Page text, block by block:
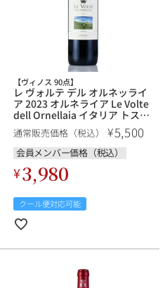
【ヴィノス 90点】
レ ヴォルテ デル オルネッライ
ア 2023 オルネライア Le Volte
dell Ornellaia イタリア トスカ
ーナ 赤ワイン
通常販売価格（税込） ¥5,500
会員メンバー価格（税込）
¥3,980
クール便対応可能